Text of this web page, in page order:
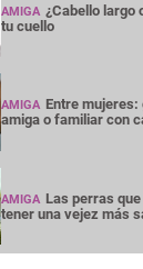
AMIGA ¿Cabello largo
tu cuello
AMIGA Entre
amiga o familiar con
AMIGA Las perras
tener una vejez más